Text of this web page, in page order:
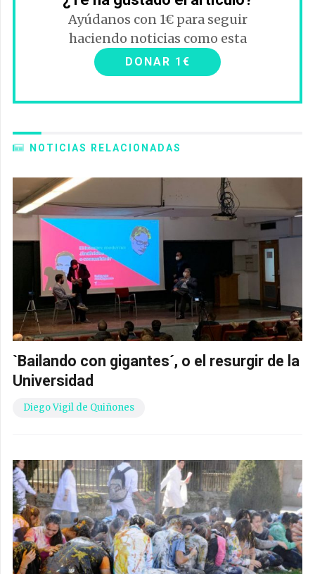
Ayúdanos con 1€ para seguir
haciendo noticias como esta
DONAR 1€
NOTICIAS RELACIONADAS
`Bailando con gigantes´, o el resurgir de la
Universidad
Diego Vigil de Quiñones